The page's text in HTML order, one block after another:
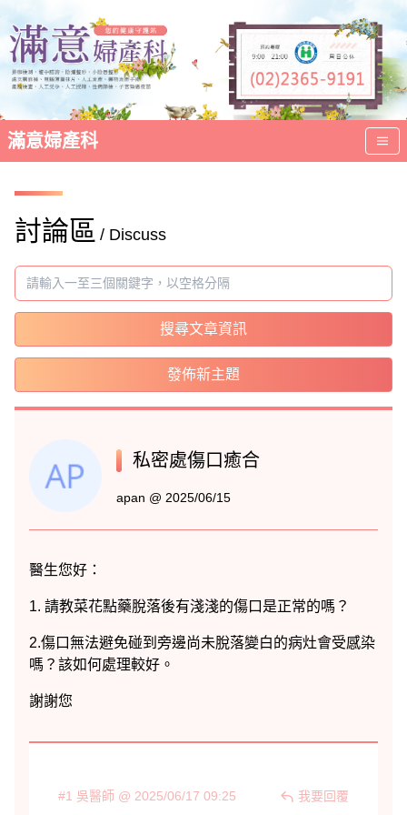
滿意婦產科
討論區 / Discuss
搜尋文章資訊
發佈新主題
私密處傷口癒合
apan @ 2025/06/15
#1 吳醫師 @ 2025/06/17 09:25 我要回覆